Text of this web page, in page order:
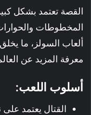
القصة تعتمد بشكل
المخطوطات
ألعاب السولز، ما
معرفة المزيد عن
أسلوب اللعب:
القتال يعتمد على